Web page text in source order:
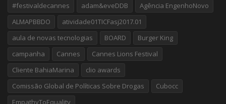
#festivaldecannes
adam&eveDDB
Agência EngenhoNovo
ALMAPBBDO
atividade01TICFasj2017.01
aula de novas tecnologias
BOARD
Burger King
campanha
Cannes
Cannes Lions Festival
Cliente BahiaMarina
clio awards
Comissão Global de Políticas Sobre Drogas
Cubocc
EmpathyToEquality